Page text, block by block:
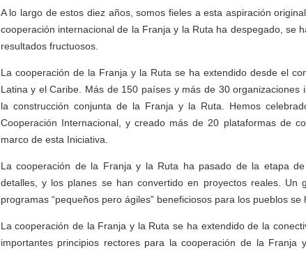
A lo largo de estos diez años, somos fieles a esta aspiración
cooperación internacional de la Franja y la Ruta ha despegado, se
resultados fructuosos.
La cooperación de la Franja y la Ruta se ha extendido desde el
Latina y el Caribe. Más de 150 países y más de 30 organizaciones
la construcción conjunta de la Franja y la Ruta. Hemos
Cooperación Internacional, y creado más de 20 plataformas de
marco de esta Iniciativa.
La cooperación de la Franja y la Ruta ha pasado de la etapa
detalles, y los planes se han convertido en proyectos reales. Un
programas “pequeños pero ágiles” beneficiosos para los pueblos se
La cooperación de la Franja y la Ruta se ha extendido de la
importantes principios rectores para la cooperación de la